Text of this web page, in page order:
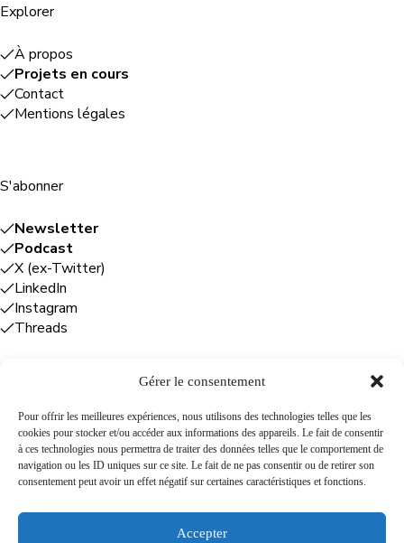
Gérer le consentement
Pour offrir les meilleures expériences, nous utilisons des technologies telles que les
cookies pour stocker et/ou accéder aux informations des appareils. Le fait de consentir
à ces technologies nous permettra de traiter des données telles que le comportement de
navigation ou les ID uniques sur ce site. Le fait de ne pas consentir ou de retirer son
consentement peut avoir un effet négatif sur certaines caractéristiques et fonctions.
Accepter
Explorer
À propos
Projets en cours
Contact
Mentions légales
S'abonner
Newsletter
Podcast
X (ex-Twitter)
LinkedIn
Instagram
Threads
Plume Caraïbe: conseil éditorial +
rédaction
Foodîles Agency: lab + média + événement
Cuisines mobiles